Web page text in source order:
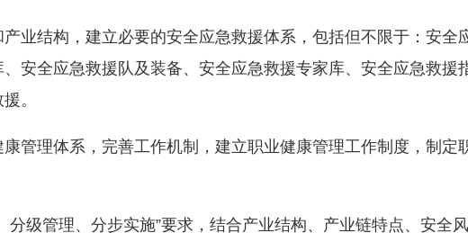
产业结构，建立必要的安全应急救援体系，包括但不限于：安全
安全应急救援队及装备、安全应急救援专家库、安全应急救援
救援。
康管理体系，完善工作机制，建立职业健康管理工作制度，制定
。
分级管理、分步实施”要求，结合产业结构、产业链特点、安全风